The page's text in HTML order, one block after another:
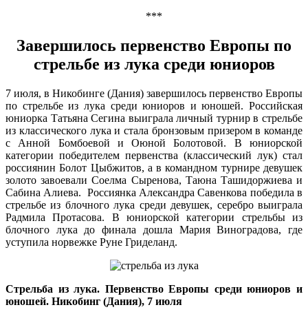
***
Завершилось первенство Европы по
стрельбе из лука среди юниоров
7 июля, в Никобинге (Дания) завершилось первенство Европы
по стрельбе из лука среди юниоров и юношей. Российская
юниорка Татьяна Сегина выиграла личный турнир в стрельбе
из классического лука и стала бронзовым призером в команде
с Анной Бомбоевой и Оюной Болотовой. В юниорской
категории победителем первенства (классический лук) стал
россиянин Болот Цыбжитов, а в командном турнире девушек
золото завоевали Соелма Сыренова, Таюна Ташидоржиева и
Сабина Алиева. Россиянка Александра Савенкова победила в
стрельбе из блочного лука среди девушек, серебро выиграла
Радмила Протасова. В юниорской категории стрельбы из
блочного лука до финала дошла Мария Виноградова, где
уступила норвежке Руне Гриделанд.
Стрельба из лука. Первенство Европы среди юниоров и
юношей. Никобинг (Дания), 7 июля